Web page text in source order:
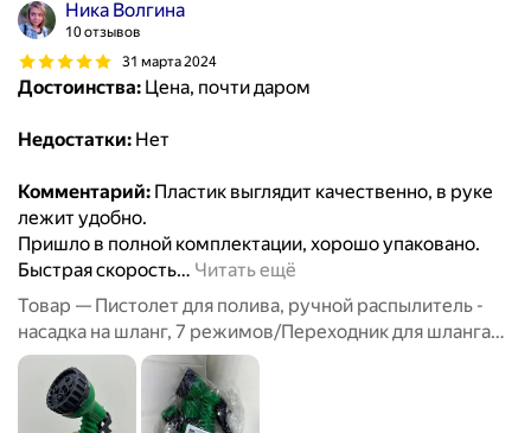
Ника Волгина
10 отзывов
31 марта 2024
Достоинства: Цена, почти даром
Недостатки: Нет
Комментарий: Пластик выглядит качественно, в руке
лежит удобно.
Пришло в полной комплектации, хорошо упаковано.
Быстрая скорость… Читать ещё
Товар — Пистолет для полива, ручной распылитель -
насадка на шланг, 7 режимов/Переходник для шланга
3шт/Полив и орошение сада